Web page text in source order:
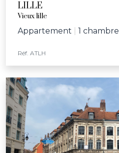
LILLE
Vieux lille
Appartement 1 chambre
Réf. ATLH